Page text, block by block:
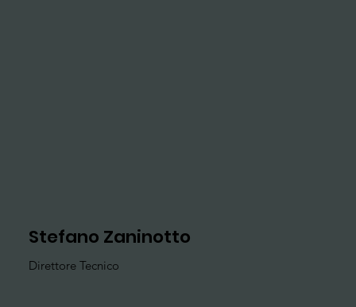
Stefano Zaninotto
Direttore Tecnico